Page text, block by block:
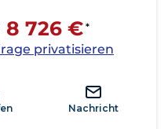
8 726 €
*
privatisieren
Nachricht